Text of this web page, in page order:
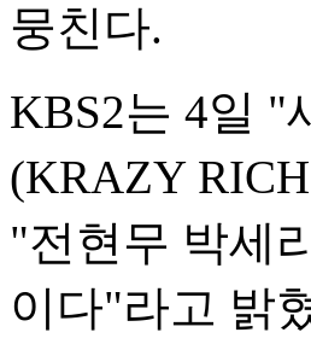
뭉친다.
KBS2는 4일 "
(KRAZY
"전현무 박세
이다"라고 밝